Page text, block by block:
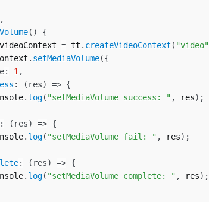
,
( )
{
videoContext = tt . createVideoContext ( "video"
. setMediaVolume({
: 1 ,
: ( res) => {
. log( "setMediaVolume success: " , res) ;
: ( res) => {
. log( "setMediaVolume fail: " , res) ;
: ( res) => {
. log( "setMediaVolume complete: " , res) ;